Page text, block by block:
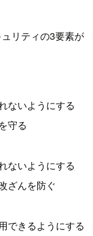
リティの3要素が
ないようにする
守る
ないようにする
ざんを防ぐ
できるようにする